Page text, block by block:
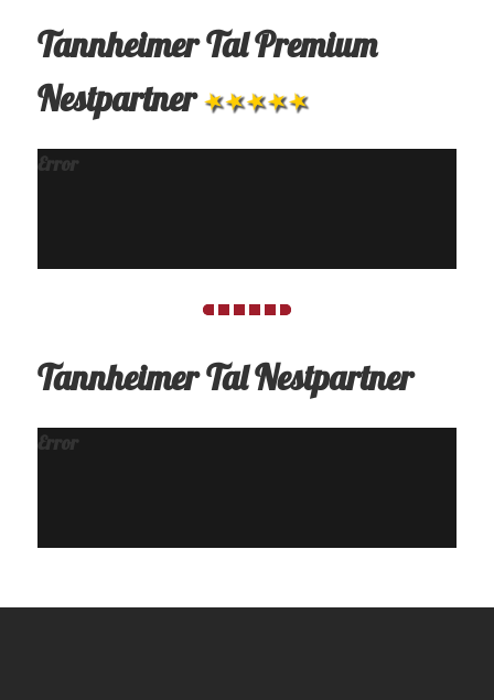
Tannheimer Tal Premium
Nestpartner
Error
Tannheimer Tal Nestpartner
Error